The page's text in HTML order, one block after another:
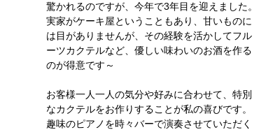
驚かれるのですが、今年で3年目を迎えました。
実家がケーキ屋ということもあり、甘いものに
は目がありませんが、その経験を活かしてフル
ーツカクテルなど、優しい味わいのお酒を作る
のが得意です～
お客様一人一人の気分や好みに合わせて、特別
なカクテルをお作りすることが私の喜びです。
趣味のピアノを時々バーで演奏させていただく